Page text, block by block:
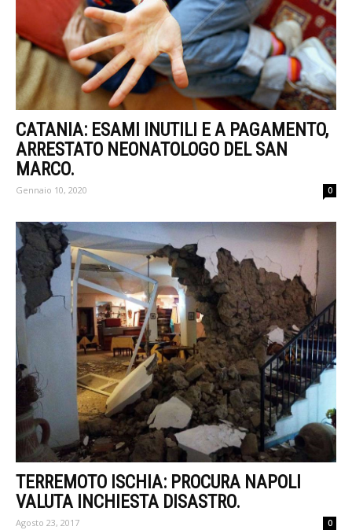
CATANIA: ESAMI INUTILI E A PAGAMENTO,
ARRESTATO NEONATOLOGO DEL SAN
MARCO.
Gennaio 10, 2020 0
TERREMOTO ISCHIA: PROCURA NAPOLI
VALUTA INCHIESTA DISASTRO.
Agosto 23, 2017 0